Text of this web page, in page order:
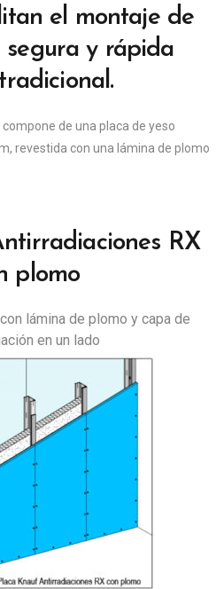
el montaje de
segura y rápida
compone de una placa de yeso
revestida con una lámina de plomo
RX
plomo
lámina de plomo y capa de
en un lado